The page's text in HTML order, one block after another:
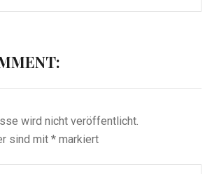
wird nicht veröffentlicht.
sind mit * markiert